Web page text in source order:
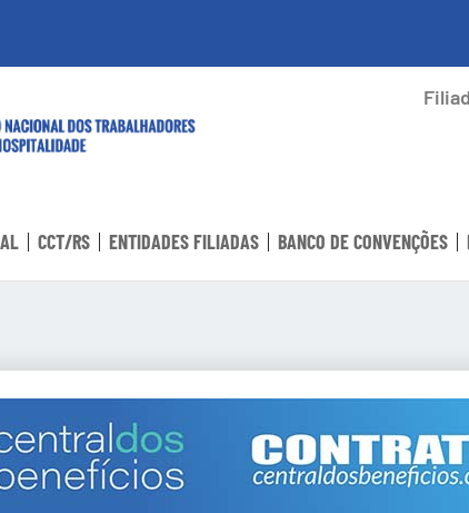
CCT/RS ENTIDADES FILIADAS BANCO DE CONVENÇÕES